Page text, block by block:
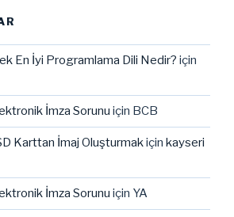
En İyi Programlama Dili Nedir? için
İmza Sorunu için BCB
Karttan İmaj Oluşturmakiçin kayseri
İmza Sorunu için YA